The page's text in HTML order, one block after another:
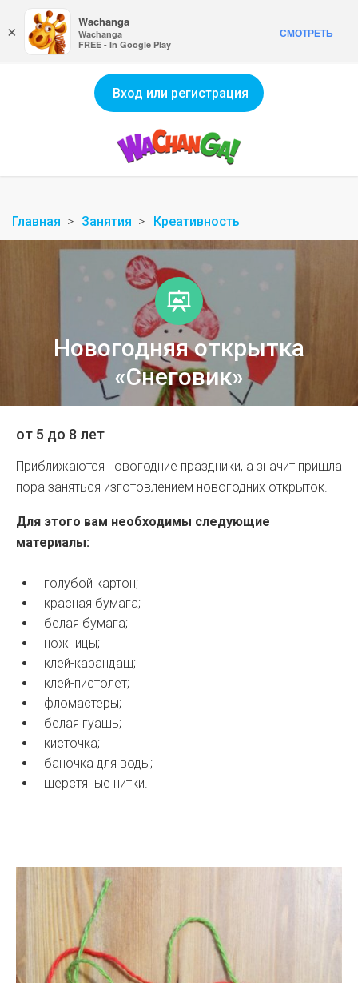
Вход или регистрация
Главная Занятия Креативность
Новогодняя открытка
«Снеговик»
от 5 до 8 лет
Приближаются новогодние праздники, а значит пришла
пора заняться изготовлением новогодних открыток.
Для этого вам необходимы следующие
материалы:
голубой картон;
красная бумага;
белая бумага;
ножницы;
клей-карандаш;
клей-пистолет;
фломастеры;
белая гуашь;
кисточка;
баночка для воды;
шерстяные нитки.
×
Wachanga
Wachanga
FREE - In Google Play
СМОТРЕТЬ